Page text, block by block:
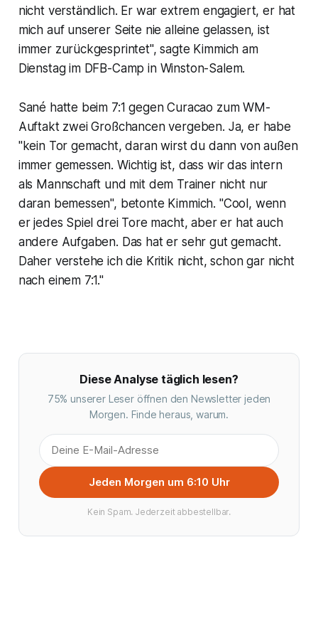
nicht verständlich. Er war extrem engagiert, er hat
mich auf unserer Seite nie alleine gelassen, ist
immer zurückgesprintet", sagte Kimmich am
Dienstag im DFB-Camp in Winston-Salem.
Sané hatte beim 7:1 gegen Curacao zum WM-
Auftakt zwei Großchancen vergeben. Ja, er habe
"kein Tor gemacht, daran wirst du dann von außen
immer gemessen. Wichtig ist, dass wir das intern
als Mannschaft und mit dem Trainer nicht nur
daran bemessen", betonte Kimmich. "Cool, wenn
er jedes Spiel drei Tore macht, aber er hat auch
andere Aufgaben. Das hat er sehr gut gemacht.
Daher verstehe ich die Kritik nicht, schon gar nicht
nach einem 7:1."
Diese Analyse täglich lesen?
75% unserer Leser öffnen den Newsletter jeden
Morgen. Finde heraus, warum.
Jeden Morgen um 6:10 Uhr
Kein Spam. Jederzeit abbestellbar.